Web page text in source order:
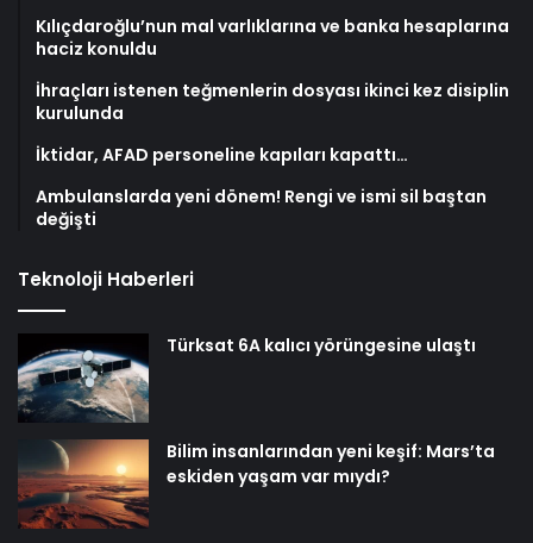
Kılıçdaroğlu’nun mal varlıklarına ve banka hesaplarına
haciz konuldu
İhraçları istenen teğmenlerin dosyası ikinci kez disiplin
kurulunda
İktidar, AFAD personeline kapıları kapattı…
Ambulanslarda yeni dönem! Rengi ve ismi sil baştan
değişti
Teknoloji Haberleri
Türksat 6A kalıcı yörüngesine ulaştı
Bilim insanlarından yeni keşif: Mars’ta
eskiden yaşam var mıydı?